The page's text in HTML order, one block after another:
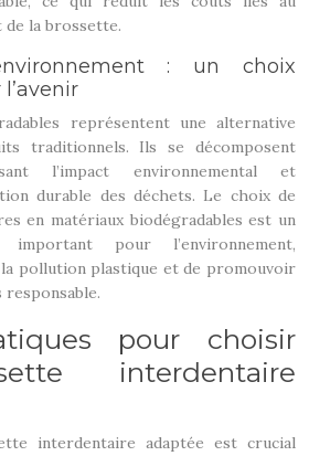
de la brossette.
: un choix
représentent une alternative
traditionnels. Ils se décomposent
l’impact environnemental et
durable des déchets. Le choix de
en matériaux biodégradables est un
pour l’environnement,
pollution plastique et de promouvoir
responsable.
pour choisir
interdentaire
interdentaire adaptée est crucial